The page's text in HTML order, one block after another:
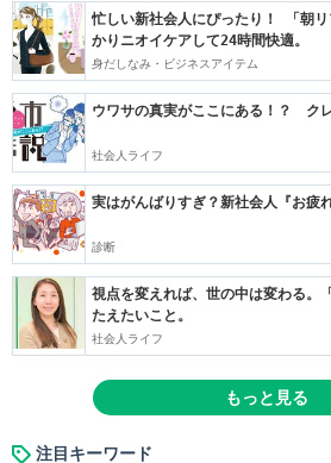
忙しい新社会人にぴったり！ 「朝
かりニオイケアして24時間快適。
身だしなみ・ビジネスアイテム
ウワサの真実がここにある！？ ク
社会人ライフ
実はがんばりすぎ？新社会人『お疲
診断
視点を変えれば、世の中は変わる。
たえたいこと。
社会人ライフ
もっと見る
注目キーワード